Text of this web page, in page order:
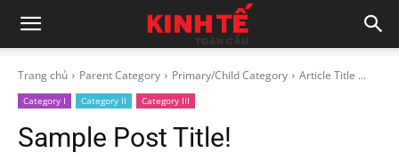
Trang chủ Parent Category Primary/Child Category Article Title ...
Category I Category II Category III
Sample Post Title!